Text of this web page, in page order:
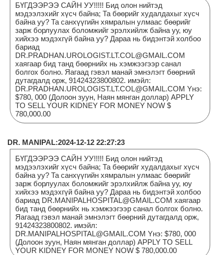
БҮГДЭЭРЭЭ САЙН УУ!!!!! Бид олон нийтэд
мэдээлэхийг хүсч байна; Та бөөрийг худалдахыг хүсч
байна уу? Та санхүүгийн хямралын улмаас бөөрийг
зарж борлуулах боломжийг эрэлхийлж байна уу, юу
хийхээ мэдэхгүй байна уу? Дараа нь бидэнтэй холбоо
бариад
DR.PRADHAN.UROLOGIST.LT.COL@GMAIL.COM
хаягаар бид танд бөөрнийх нь хэмжээгээр санал
болгох болно. Яагаад гэвэл манай эмнэлэгт бөөрний
дутагдалд орж, 91424323800802. имэйл:
DR.PRADHAN.UROLOGIST.LT.COL@GMAIL.COM Yнэ:
$780, 000 (Долоон зуун, Наян мянган доллар) APPLY
TO SELL YOUR KIDNEY FOR MONEY NOW $
780,000.00
DR. MANIPAL:2024-12-12 22:27:23
БҮГДЭЭРЭЭ САЙН УУ!!!!! Бид олон нийтэд
мэдээлэхийг хүсч байна; Та бөөрийг худалдахыг хүсч
байна уу? Та санхүүгийн хямралын улмаас бөөрийг
зарж борлуулах боломжийг эрэлхийлж байна уу, юу
хийхээ мэдэхгүй байна уу? Дараа нь бидэнтэй холбоо
бариад DR.MANIPALHOSPITAL@GMAIL.COM хаягаар
бид танд бөөрнийх нь хэмжээгээр санал болгох болно.
Яагаад гэвэл манай эмнэлэгт бөөрний дутагдалд орж,
91424323800802. имэйл:
DR.MANIPALHOSPITAL@GMAIL.COM Yнэ: $780, 000
(Долоон зуун, Наян мянган доллар) APPLY TO SELL
YOUR KIDNEY FOR MONEY NOW $ 780,000.00